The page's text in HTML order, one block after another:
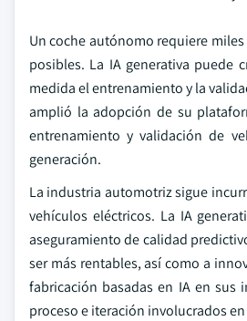
Un coche autónomo requiere
posibles. La IA generativa puede
medida el entrenamiento y la
amplió la adopción de su
entrenamiento y validación de
generación.
La industria automotriz sigue
vehículos eléctricos. La IA
aseguramiento de calidad
ser más rentables, así como a
fabricación basadas en IA en
proceso e iteración involucrados